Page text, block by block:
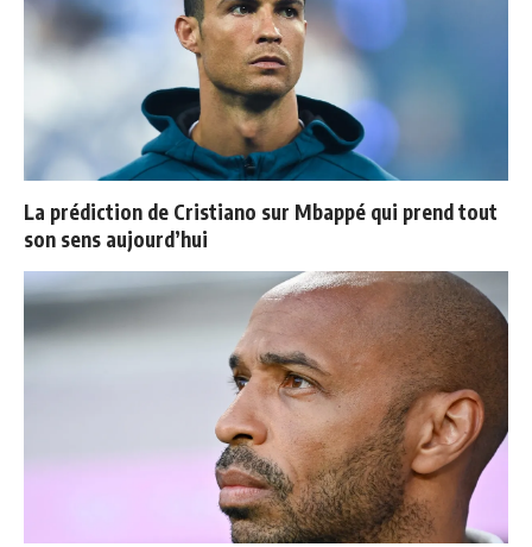
La prédiction de Cristiano sur Mbappé qui prend tout
son sens aujourd’hui